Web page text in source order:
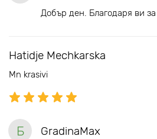
Добър ден. Благодаря ви
Hatidje Mechkarska
Mn krasivi
Б GradinaMax